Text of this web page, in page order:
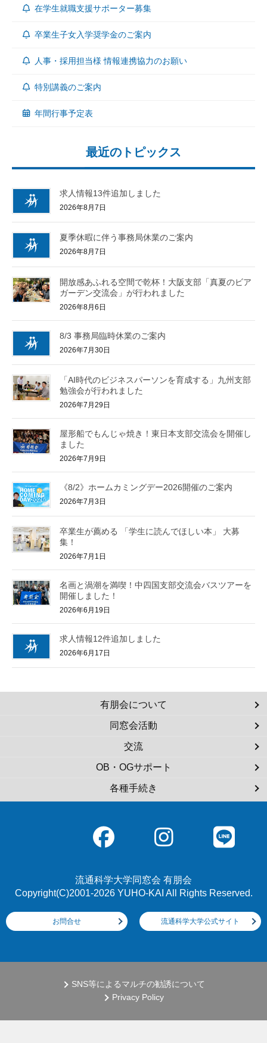
在学生就職支援サポーター募集
卒業生子女入学奨学金のご案内
人事・採用担当様 情報連携協力のお願い
特別講義のご案内
年間行事予定表
最近のトピックス
求人情報13件追加しました
2026年8月7日
夏季休暇に伴う事務局休業のご案内
2026年8月7日
開放感あふれる空間で乾杯！大阪支部「真夏のビア
ガーデン交流会」が行われました
2026年8月6日
8/3 事務局臨時休業のご案内
2026年7月30日
「AI時代のビジネスパーソンを育成する」九州支部
勉強会が行われました
2026年7月29日
屋形船でもんじゃ焼き！東日本支部交流会を開催し
ました
2026年7月9日
《8/2》ホームカミングデー2026開催のご案内
2026年7月3日
卒業生が薦める 「学生に読んでほしい本」 大募
集！
2026年7月1日
名画と渦潮を満喫！中四国支部交流会バスツアーを
開催しました！
2026年6月19日
求人情報12件追加しました
2026年6月17日
有朋会について
同窓会活動
交流
OB・OGサポート
各種手続き
流通科学大学同窓会 有朋会
Copyright(C)2001-2026 YUHO-KAI All Rights Reserved.
お問合せ 流通科学大学公式サイト
SNS等によるマルチの勧誘について
Privacy Policy